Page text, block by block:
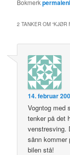
Bokmerk
2 TANKER OM “KJØR
14. februar
Vogntog med
tenker på det
venstresving.
sånn kommer
bilen stå!